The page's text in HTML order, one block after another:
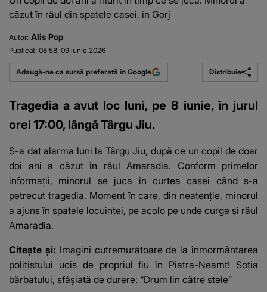
căzut în râul din spatele casei, în Gorj
Autor: Alis Pop
Publicat: 08:58, 09 iunie 2026
Adaugă-ne ca sursă preferată în Google Distribuie
Tragedia a avut loc luni, pe 8 iunie, în jurul
orei 17:00, lângă Târgu Jiu.
S-a dat alarma luni la Târgu Jiu, după ce un copil de doar
doi ani a căzut în râul Amaradia. Conform primelor
informații, minorul se juca în curtea casei când s-a
petrecut tragedia. Moment în care, din neatenție, minorul
a ajuns în spatele locuinței, pe acolo pe unde curge și râul
Amaradia.
Citește și: Imagini cutremurătoare de la înmormântarea
polițistului ucis de propriul fiu în Piatra-Neamț! Soția
bărbatului, sfâșiată de durere: “Drum lin către stele”